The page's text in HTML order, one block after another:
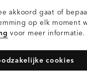
Privacy- en
akkoord gaat of
op elk moment
voor meer informatie.
cookies